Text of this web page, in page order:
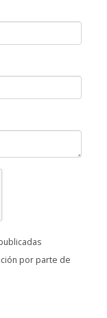
por parte de